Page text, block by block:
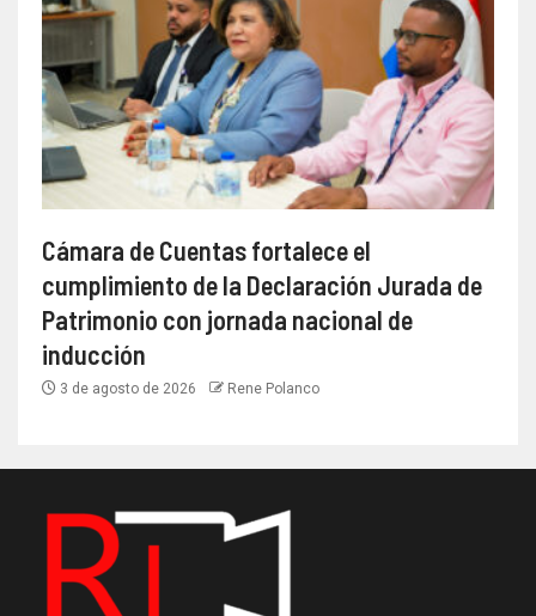
Cámara de Cuentas fortalece el
cumplimiento de la Declaración Jurada de
Patrimonio con jornada nacional de
inducción
3 de agosto de 2026 Rene Polanco